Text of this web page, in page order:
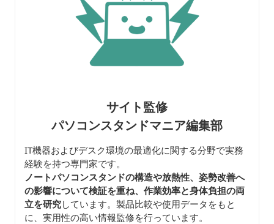
サイト監修
パソコンスタンドマニア編集部
IT機器およびデスク環境の最適化に関する分野で実務
経験を持つ専門家です。
ノートパソコンスタンドの構造や放熱性、姿勢改善へ
の影響について検証を重ね、作業効率と身体負担の両
立を研究しています。製品比較や使用データをもと
に、実用性の高い情報監修を行っています。